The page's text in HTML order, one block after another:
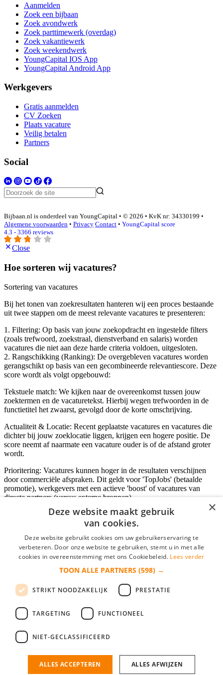
Aanmelden
Zoek een bijbaan
Zoek avondwerk
Zoek parttimewerk (overdag)
Zoek vakantiewerk
Zoek weekendwerk
YoungCapital IOS App
YoungCapital Android App
Werkgevers
Gratis aanmelden
CV Zoeken
Plaats vacature
Veilig betalen
Partners
Social
Bijbaan.nl is onderdeel van YoungCapital • © 2026 • KvK nr: 34330199 •
Algemene voorwaarden • Privacy Contact • YoungCapital score
4.3 - 3366 reviews
Close
Hoe sorteren wij vacatures?
Sortering van vacatures
Bij het tonen van zoekresultaten hanteren wij een proces bestaande
uit twee stappen om de meest relevante vacatures te presenteren:
1. Filtering: Op basis van jouw zoekopdracht en ingestelde filters
(zoals trefwoord, zoekstraal, dienstverband en salaris) worden
vacatures die niet aan deze harde criteria voldoen, uitgesloten.
2. Rangschikking (Ranking): De overgebleven vacatures worden
gerangschikt op basis van een gecombineerde relevantiescore. Deze
score wordt als volgt opgebouwd:
Tekstuele match: We kijken naar de overeenkomst tussen jouw
zoektermen en de vacaturetekst. Hierbij wegen trefwoorden in de
functietitel het zwaarst, gevolgd door de korte omschrijving.
Actualiteit & Locatie: Recent geplaatste vacatures en vacatures die
dichter bij jouw zoeklocatie liggen, krijgen een hogere positie. De
score neemt af naarmate een vacature ouder is of de afstand groter
wordt.
Prioritering: Vacatures kunnen hoger in de resultaten verschijnen
door commerciële afspraken. Dit geldt voor 'TopJobs' (betaalde
promotie), werkgevers met een actieve 'boost' of vacatures van
directe partners (versus externe bronnen).
Inloggen als bedrijf
*
login gegevens onthouden
login
Bedrijf aanmelden
nieuwe collega/werknemer zo gevonden!
×
Deze website maakt gebruik
van cookies.
Deze website gebruikt cookies om uw gebruikerservaring te
verbeteren. Door onze website te gebruiken, stemt u in met alle
cookies in overeenstemming met ons Cookiebeleid. Lees verder
TOON ALLE PARTNERS (598) →
STRIKT NOODZAKELIJK PRESTATIE
TARGETING FUNCTIONEEL
NIET-GECLASSIFICEERD
ALLES ACCEPTEREN ALLES AFWIJZEN